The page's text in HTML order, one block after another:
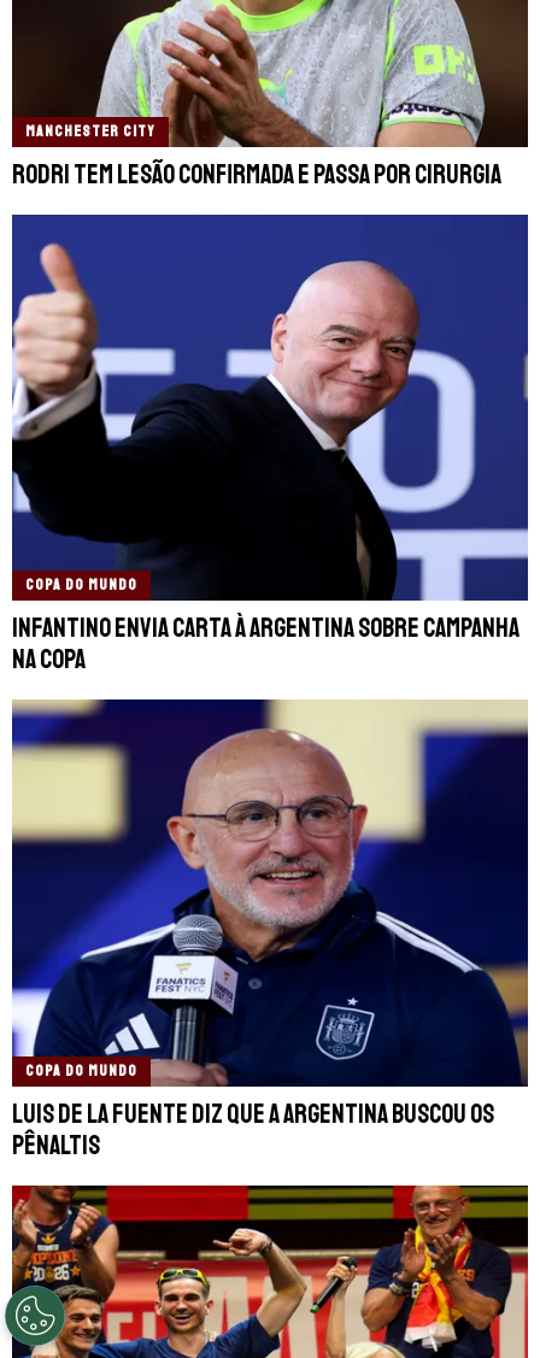
MANCHESTER CITY
Rodri tem lesão confirmada e passa por cirurgia
COPA DO MUNDO
Infantino envia carta à Argentina sobre campanha
na Copa
COPA DO MUNDO
Luis de la Fuente diz que a Argentina buscou os
pênaltis